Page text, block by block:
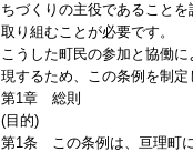
ちづくりの主役であること
取り組むことが必要です。
こうした町民の参加と協働
現するため、この条例を制定
第1章 総則
(目的)
第1条 この条例は、亘理町